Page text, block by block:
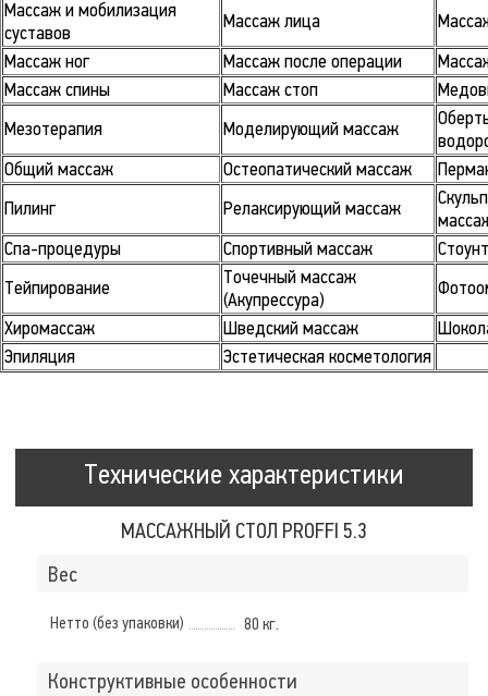
Массаж и мобилизация
суставов
Массаж лица
Массаж ног
Массаж после операции
Массаж спины
Массаж стоп
Мезотерапия
Моделирующий массаж
Общий массаж
Остеопатический массаж
Пилинг
Релаксирующий массаж
Спа-процедуры
Спортивный массаж
Тейпирование
Точечный массаж
(Акупрессура)
Хиромассаж
Шведский массаж
Эпиляция
Эстетическая косметология
Технические характеристики
МАССАЖНЫЙ СТОЛ PROFFI 5.3
Вес
Нетто (без упаковки) 80 кг.
Конструктивные особенности